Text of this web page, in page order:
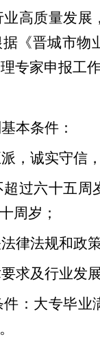
业高质量发展
据《晋城市物
专家申报工
本条件：
派，诚实守
超过六十五周
周岁；
法律法规和
要求及行业
件：大专毕